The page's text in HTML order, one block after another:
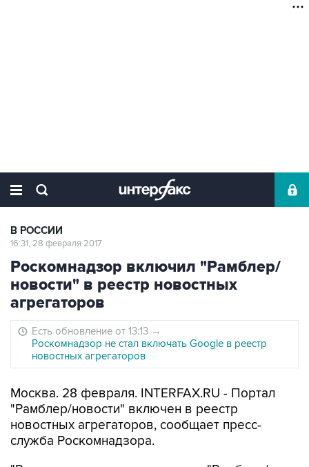
В РОССИИ
16:31, 28 февраля 2017
Роскомнадзор включил "Рамблер/
новости" в реестр новостных
агрегаторов
Есть обновление от 13:13 →
Роскомнадзор не стал включать Google в реестр
новостных агрегаторов
Москва. 28 февраля. INTERFAX.RU - Портал
"Рамблер/новости" включен в реестр
новостных агрегаторов, сообщает пресс-
служба Роскомнадзора.